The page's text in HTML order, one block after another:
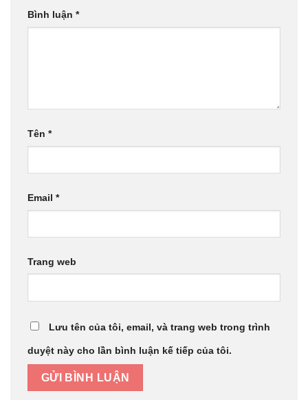
Bình luận *
Tên *
Email *
Trang web
Lưu tên của tôi, email, và trang web trong trình
duyệt này cho lần bình luận kế tiếp của tôi.